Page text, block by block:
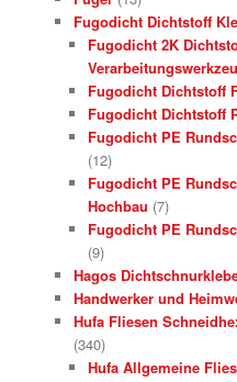
Fugodicht Dichtstoff
Fugodicht 2K
Fugodicht Dichtstoff
Fugodicht Dichtstoff
Fugodicht PE
(12)
Fugodicht PE
Hochbau (7)
Fugodicht PE
(9)
Hagos
Handwerker und
Hufa Fliesen
(340)
Hufa Allgemeine